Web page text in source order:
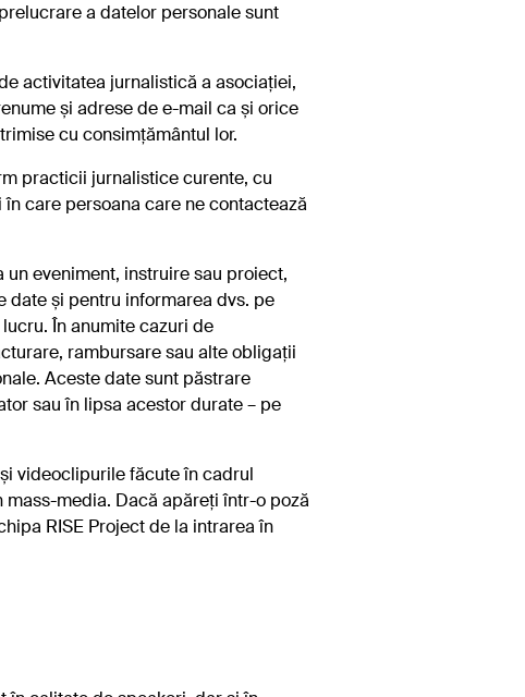
a datelor personale sunt
activitatea jurnalistică a asociației,
și adrese de e-mail ca și orice
cu consimțământul lor.
practicii jurnalistice curente, cu
care persoana care ne contactează
eveniment, instruire sau proiect,
date și pentru informarea dvs. pe
În anumite cazuri de
rambursare sau alte obligații
Aceste date sunt păstrare
sau în lipsa acestor durate – pe
videoclipurile făcute în cadrul
media. Dacă apăreți într-o poză
RISE Project de la intrarea în